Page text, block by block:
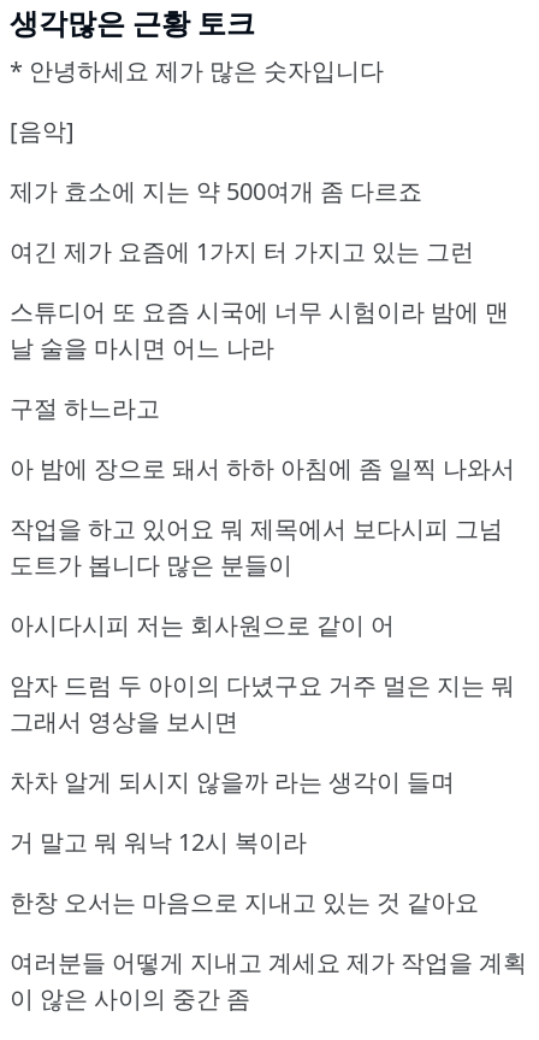
생각많은 근황 토크
* 안녕하세요 제가 많은 숫자입니다
[음악]
제가 효소에 지는 약 500여개 좀 다르죠
여긴 제가 요즘에 1가지 터 가지고 있는 그런
스튜디어 또 요즘 시국에 너무 시험이라 밤에 맨
날 술을 마시면 어느 나라
구절 하느라고
아 밤에 장으로 돼서 하하 아침에 좀 일찍 나와서
작업을 하고 있어요 뭐 제목에서 보다시피 그넘
도트가 봅니다 많은 분들이
아시다시피 저는 회사원으로 같이 어
암자 드럼 두 아이의 다녔구요 거주 멀은 지는 뭐
그래서 영상을 보시면
차차 알게 되시지 않을까 라는 생각이 들며
거 말고 뭐 워낙 12시 복이라
한창 오서는 마음으로 지내고 있는 것 같아요
여러분들 어떻게 지내고 계세요 제가 작업을 계획
이 않은 사이의 중간 좀